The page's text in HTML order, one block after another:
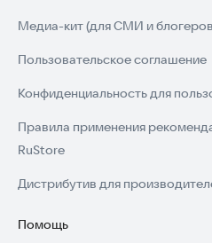
Медиа-кит (для СМИ и
Пользовательское соглашение
Конфиденциальность для
Правила применения
RuStore
Дистрибутив для
Помощь